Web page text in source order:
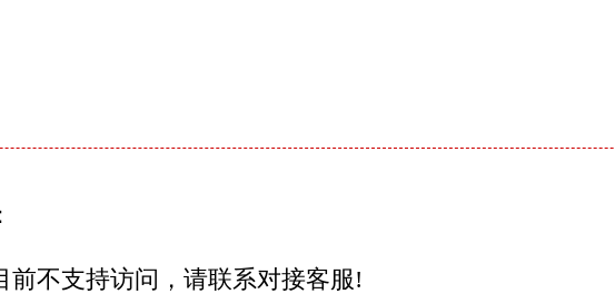
前不支持访问，请联系对接客服!